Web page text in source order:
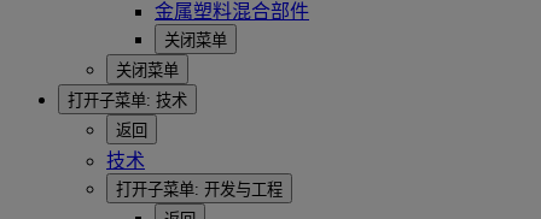
金属塑料混合部件
关闭菜单
关闭菜单
打开子菜单: 技术
返回
技术
打开子菜单: 开发与工程